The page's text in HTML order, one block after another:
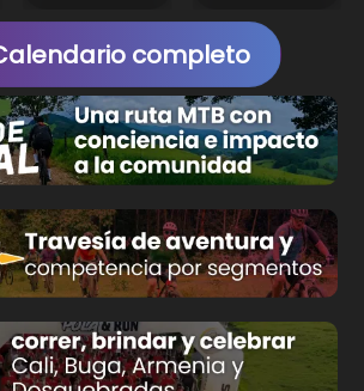
completo